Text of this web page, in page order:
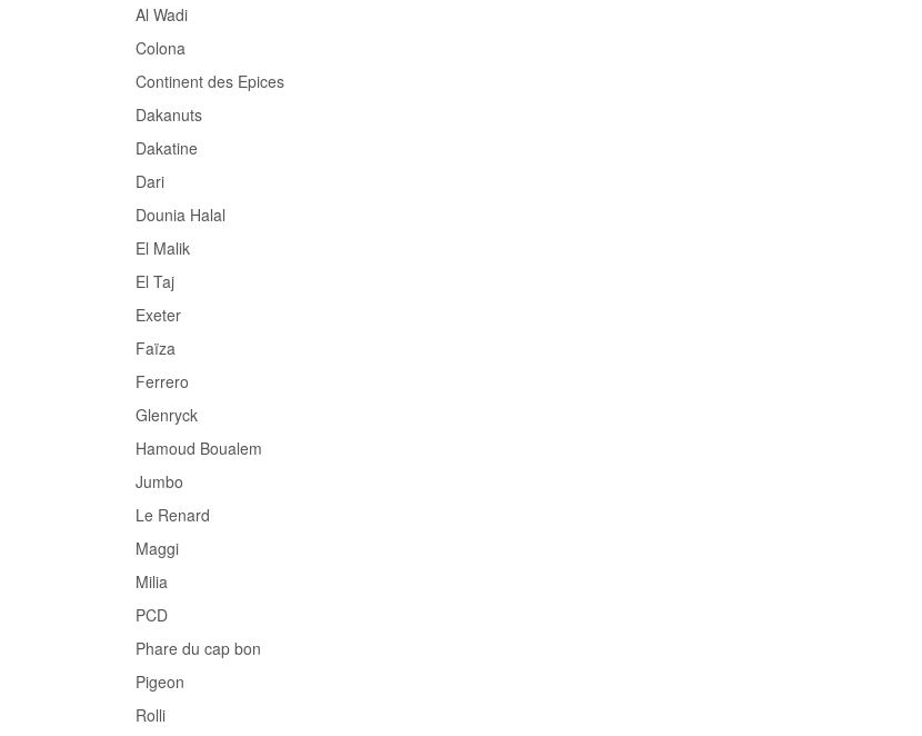
Al Wadi
Colona
Continent des Epices
Dakanuts
Dakatine
Dari
Dounia Halal
El Malik
El Taj
Exeter
Faïza
Ferrero
Glenryck
Hamoud Boualem
Jumbo
Le Renard
Maggi
Milia
PCD
Phare du cap bon
Pigeon
Rolli